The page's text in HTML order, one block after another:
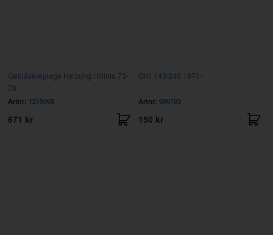
Gebläsereglage Heizung / Klima 73-
78
Artnr: 1215068
671 kr
Grill 145/245 1971-
Artnr: 686103
150 kr